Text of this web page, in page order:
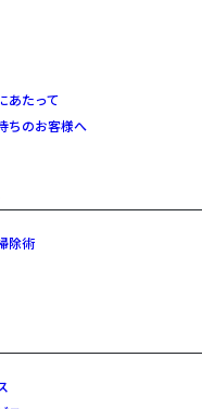
あたって
ちのお客様へ
除術